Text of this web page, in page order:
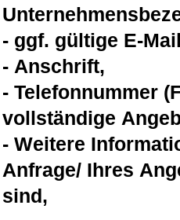
- ggf. gültige E-
- Anschrift,
- Telefonnummer
vollständige
- Weitere Informationen, die für die Bearbeitung Ihrer
Anfrage/ Ihres
sind,